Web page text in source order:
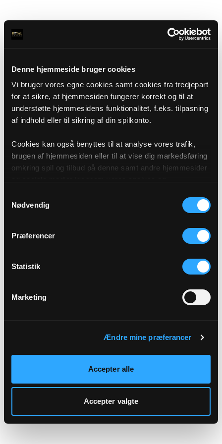
Denne hjemmeside bruger cookies
Vi bruger vores egne cookies samt cookies fra tredjepart
for at sikre, at hjemmesiden fungerer korrekt og til at
understøtte hjemmesidens funktionalitet, f.eks. tilpasning
af indhold eller til sikring af din spilkonto.
Cookies kan også benyttes til at analyse vores trafik,
brugen af hjemmesiden eller til at vise dig markedsføring
omkring spil og tilbud på denne samt andre hjemmesider
af cookies under "Detaljer" eller ved at klikke videre til
vores Cookiepolitik, som du finder i bunden af vores
Nødvendig
Præferencer
Statistik
Marketing
Ændre mine præferancer
Accepter alle
Accepter valgte